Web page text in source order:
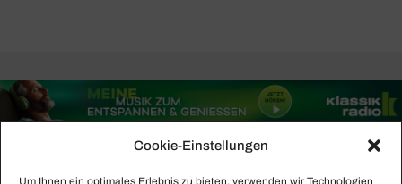
Cookie-Einstellungen
Um Ihnen ein optimales Erlebnis zu bieten, verwenden wir Technologien